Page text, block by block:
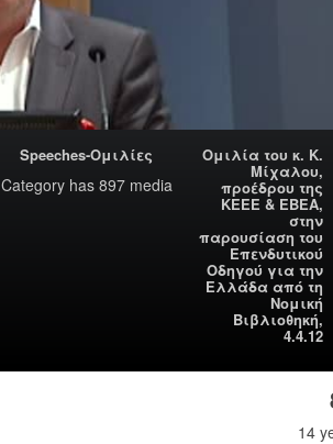
Speeches-Ομιλίες
Categoryhas 897 media
Ομιλία του κ. Κ.
Μίχαλου,
προέδρου της
ΚΕΕΕ & ΕΒΕΑ,
στην
παρουσίαση του
Επενδυτικού
Οδηγού για την
Ελλάδα από τη
Νομική
Βιβλιοθηκή,
4.4.12
14